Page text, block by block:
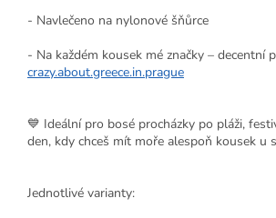
- Navlečeno na nylonové šňůrce
- Na každém kousek mé značky – decentní
crazy.about.greece.in.prague
💙 Ideální pro bosé procházky po pláži,
den, kdy chceš mít moře alespoň kousek u
Jednotlivé varianty: